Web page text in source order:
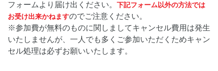
フォームより届け出ください。 下記フォーム以外の方法では
お受け出来かねますのでご注意ください。
※参加費が無料のものに関しましてキャンセル費用は発生
いたしませんが、一人でも多くご参加いただくためキャン
セル処理は必ずお願いいたします。